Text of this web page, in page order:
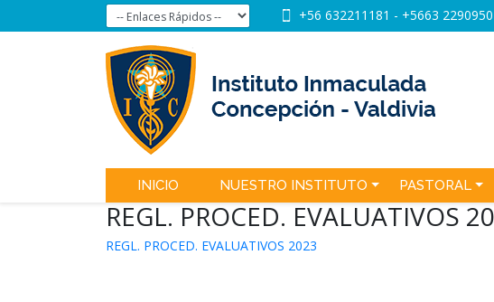
+56 632211181 - +5663 2290950
INICIO NUESTRO INSTITUTO PASTORAL
REGL. PROCED. EVALUATIVOS
REGL. PROCED. EVALUATIVOS 2023